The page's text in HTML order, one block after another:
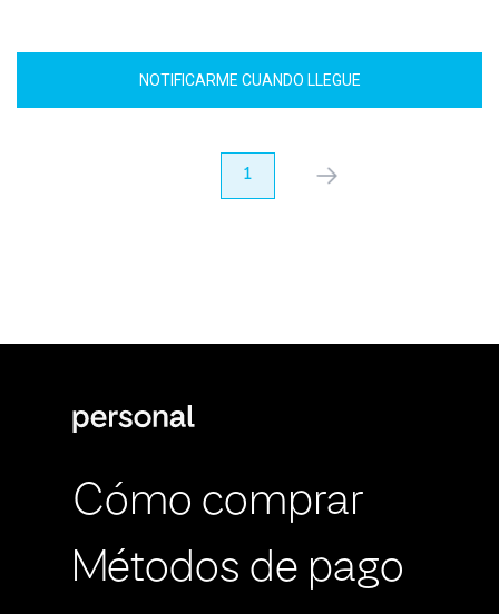
NOTIFICARME CUANDO LLEGUE
1 próximo
Cómo comprar
Métodos de pago